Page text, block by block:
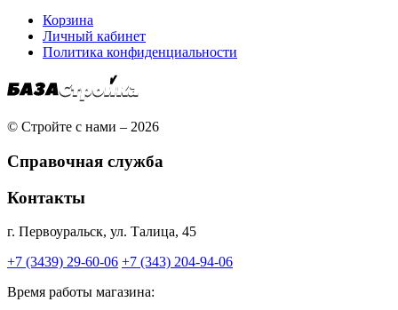
Корзина
Личный кабинет
Политика конфиденциальности
© Стройте с нами – 2026
Справочная служба
Контакты
г. Первоуральск, ул. Талица, 45
+7 (3439) 29-60-06 +7 (343) 204-94-06
Время работы магазина: